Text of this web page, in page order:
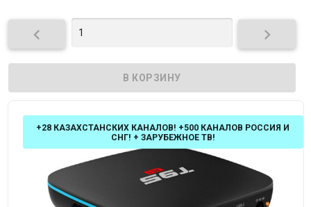
 
+28 КАЗАХСТАНСКИХ КАНАЛОВ! +500 КАНАЛОВ РОССИЯ И
СНГ! + ЗАРУБЕЖНОЕ ТВ!